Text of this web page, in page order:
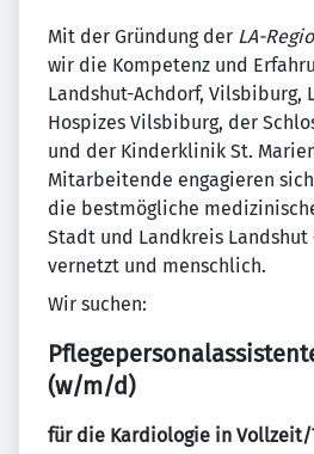
Mit der Gründung der LA-
wir die Kompetenz und
Landshut-Achdorf, Vilsbiburg,
Hospizes Vilsbiburg, der
und der Kinderklinik St.
Mitarbeitende engagieren
die bestmögliche
Stadt und Landkreis Landshut
vernetzt und menschlich.
Wir suchen:
(w/m/d)
für die Kardiologie in